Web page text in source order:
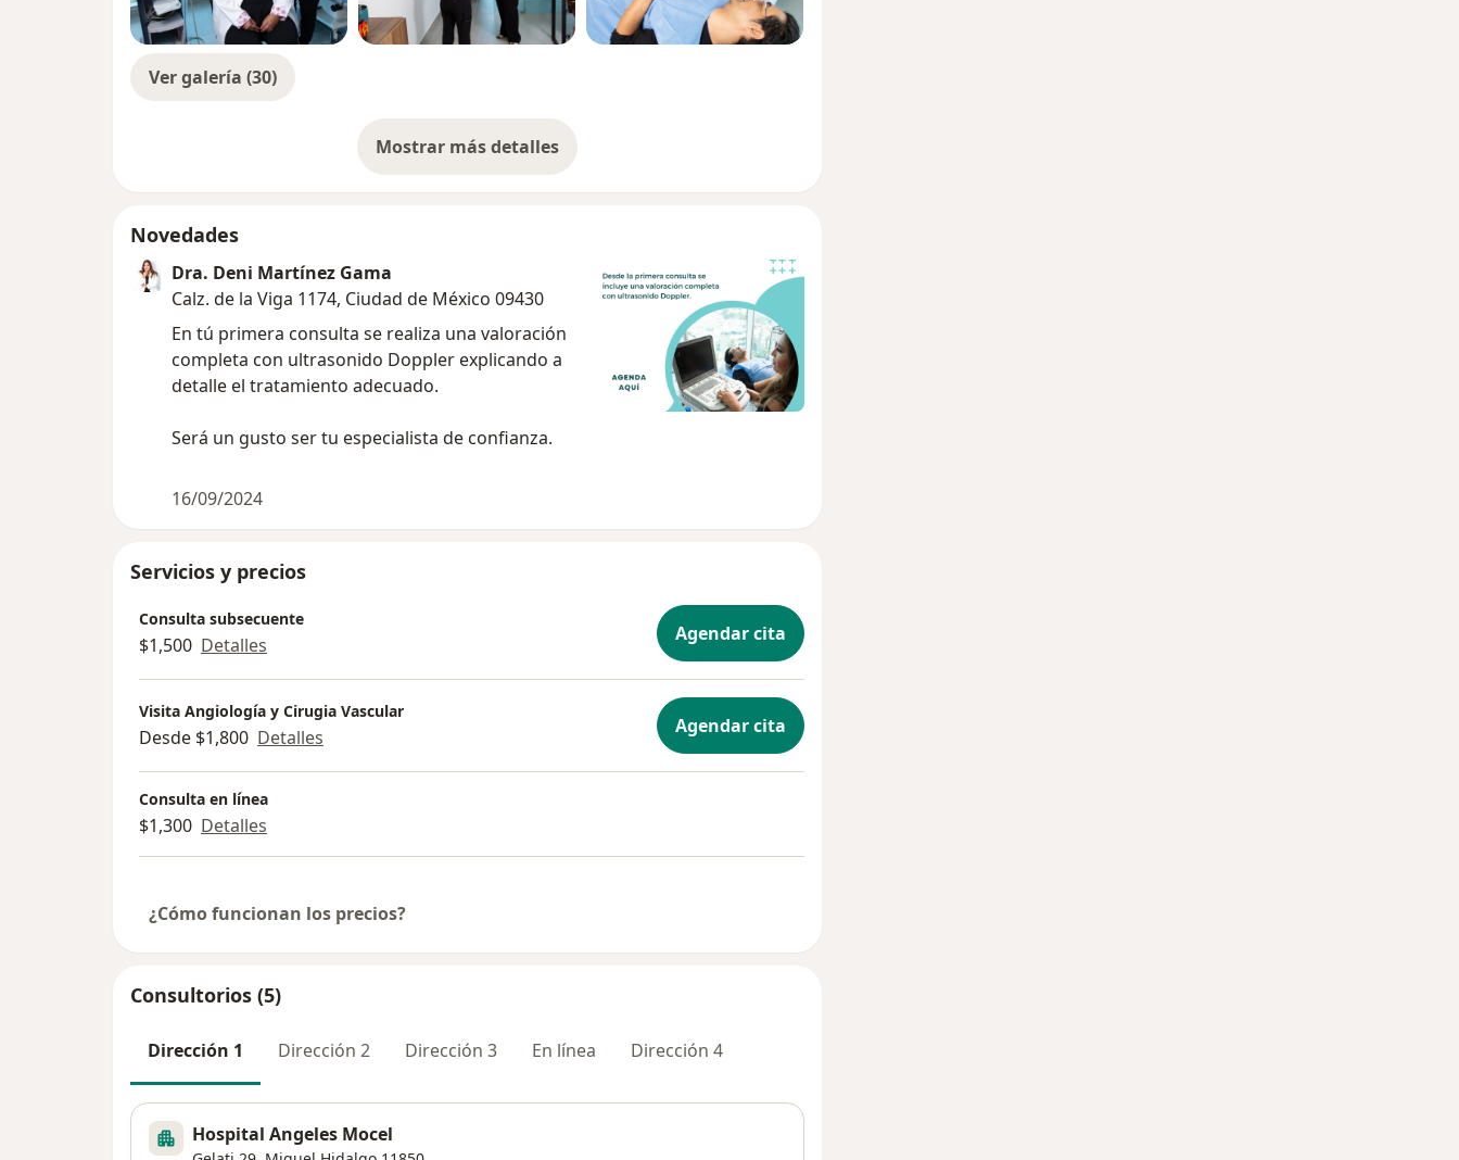
Ver galería (30)
Mostrar más detalles
sobre la experiencia
Novedades
Dra. Deni Martínez Gama
Calz. de la Viga 1174, Ciudad de México 09430
En tú primera consulta se realiza una valoración
completa con ultrasonido Doppler explicando a
detalle el tratamiento adecuado.
Será un gusto ser tu especialista de confianza.
16/09/2024
Servicios y precios
Consulta subsecuente
$1,500 Detalles Agendar cita
Visita Angiología y Cirugia Vascular
Desde $1,800 Detalles Agendar cita
Consulta en línea
$1,300 Detalles
¿Cómo funcionan los precios?
Consultorios (5)
Dirección 1 Dirección 2 Dirección 3 En línea Dirección 4
Hospital Angeles Mocel